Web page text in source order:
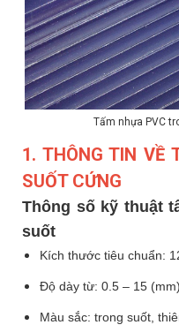
Tấm nhựa PVC
1. THÔNG TIN VỀ
SUỐT CỨNG
Thông số kỹ thuật
suốt
Kích thước tiêu chuẩn:
Độ dày từ: 0.5 – 15 (mm)
Màu sắc: trong suốt,